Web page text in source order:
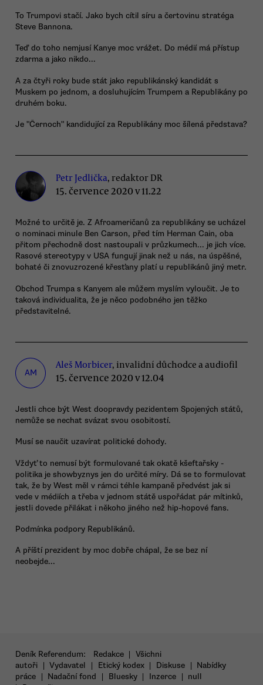
To Trumpovi stačí. Jako bych cítil síru a čertovinu stratéga
Steve Bannona.
Teď do toho nemjusí Kanye moc vrážet. Do médií má přístup
zdarma a jako nikdo...
A za čtyři roky bude stát jako republikánský kandidát s
Muskem po jednom, a dosluhujícím Trumpem a Republikány po
druhém boku.
Je "Černoch" kandidující za Republikány moc šílená představa?
Petr Jedlička, redaktor DR
15. července 2020 v 11.22
Možné to určitě je. Z Afroameričanů za republikány se ucházel
o nominaci minule Ben Carson, před tím Herman Cain, oba
přitom přechodně dost nastoupali v průzkumech... je jich více.
Rasové stereotypy v USA fungují jinak než u nás, na úspěšné,
bohaté či znovuzrozené křesťany platí u republikánů jiný metr.
Obchod Trumpa s Kanyem ale můžem myslím vyloučit. Je to
taková individualita, že je něco podobného jen těžko
představitelné.
AM
Aleš Morbicer, invalidní důchodce a audiofil
15. července 2020 v 12.04
Jestli chce být West doopravdy pezidentem Spojených států,
nemůže se nechat svázat svou osobitostí.
Musí se naučit uzavírat politické dohody.
Vždyť to nemusí být formulované tak okatě kšeftařsky -
politika je showbyznys jen do určité míry. Dá se to formulovat
tak, že by West měl v rámci téhle kampaně předvést jak si
vede v médiích a třeba v jednom státě uspořádat pár mítinků,
jestli dovede přilákat i někoho jiného než hip-hopové fans.
Podmínka podpory Republikánů.
A příští prezident by moc dobře chápal, že se bez ní
neobejde...
Deník Referendum: Redakce | Všichni
autoři | Vydavatel | Etický kodex | Diskuse | Nabídky
práce | Nadační fond | Bluesky | Inzerce | null